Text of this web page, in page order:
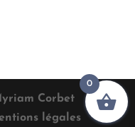
Corbet
légales
0